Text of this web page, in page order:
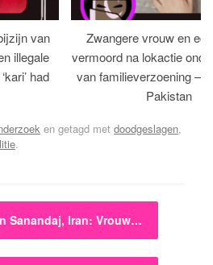
van
illegale
had
Zwangere vrouw en
vermoord na lokactie
van familieverzoening –
Pakistan
en getagd met doodgeslagen,
.
Sanandaj, Iran: Vrouw…